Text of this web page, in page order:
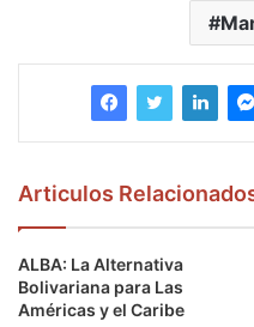
Articulos
ALBA: La Alternativa
Bolivariana para Las
Américas y el Caribe